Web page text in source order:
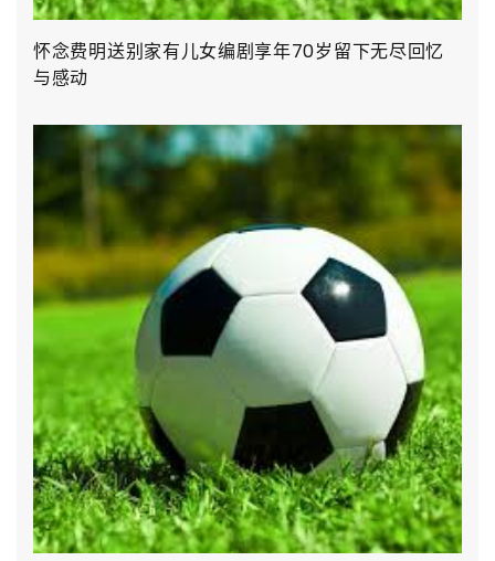
怀念费明送别家有儿女编剧享年70岁留下无尽回忆
与感动